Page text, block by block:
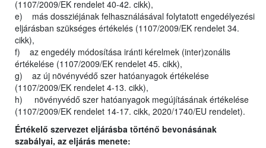
(1107/2009/EK rendelet 40-42. cikk),
e) más dossziéjának felhasználásával folytatott engedélyezési
eljárásban szükséges értékelés (1107/2009/EK rendelet 34.
cikk),
f) az engedély módosítása iránti kérelmek (inter)zonális
értékelése (1107/2009/EK rendelet 45. cikk),
g) az új növényvédő szer hatóanyagok értékelése
(1107/2009/EK rendelet 4-13. cikk),
h) növényvédő szer hatóanyagok megújításának értékelése
(1107/2009/EK rendelet 14-17. cikk, 2020/1740/EU rendelet).
Értékelő szervezet eljárásba történő bevonásának
szabályai, az eljárás menete: